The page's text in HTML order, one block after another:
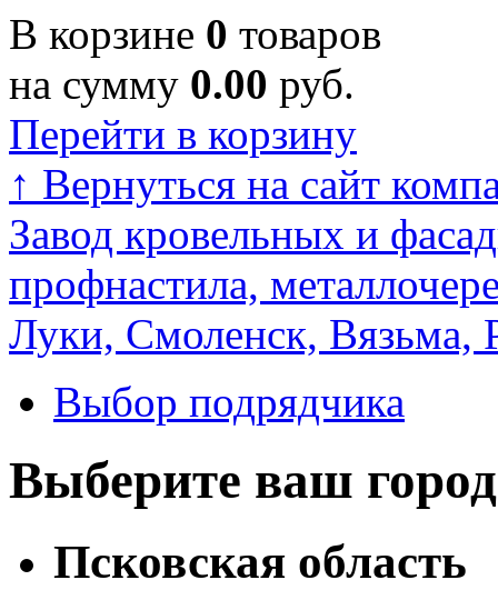
В корзине 0 товаров
на сумму 0.00 руб.
Перейти в корзину
↑ Вернуться на сайт
Завод кровельных и
профнастила,
Луки, Смоленск, Вязьма,
Выбор подрядчика
Выберите ваш город
Псковская область